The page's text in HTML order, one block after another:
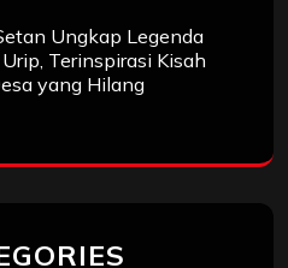
Ungkap Legenda
Terinspirasi Kisah
yang Hilang